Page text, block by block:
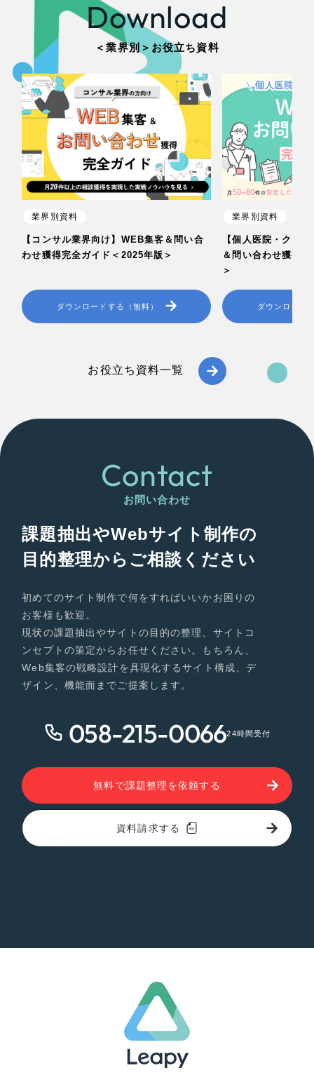
Download
＜業界別＞お役立ち資料
業界別資料
【コンサル業界向け】WEB集客＆問い合
わせ獲得完全ガイド＜2025年版＞
ダウンロードする（無料）
業界別資料
【個人医院・クリ
＆問い合わせ獲得
＞
ダウンロード
お役立ち資料一覧
Contact
お問い合わせ
課題抽出やWebサイト制作の
目的整理からご相談ください
初めてのサイト制作で何をすればいいかお困りの
お客様も歓迎。
現状の課題抽出やサイトの目的の整理、サイトコ
ンセプトの策定からお任せください。もちろん、
Web集客の戦略設計を具現化するサイト構成、デ
ザイン、機能面までご提案します。
058-215-006624時間受付
無料で課題整理を依頼する
資料請求する